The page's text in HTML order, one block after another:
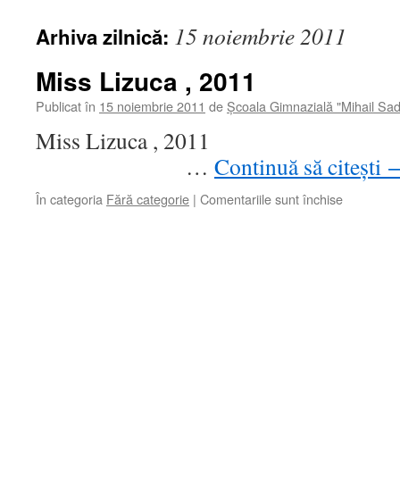
Arhiva zilnică: 15 noiembrie 2011
Miss Lizuca , 2011
Publicat în 15 noiembrie 2011 de Școala Gimnazială "Mihail
Miss
… Continuă să citești
În categoria Fără categorie | Comentariile sunt închisepentru